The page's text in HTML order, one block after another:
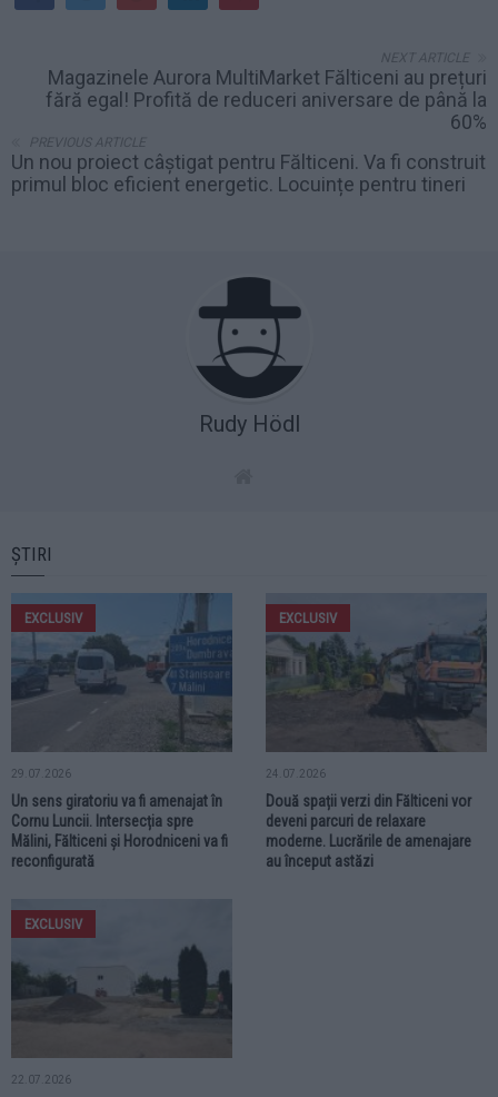
NEXT ARTICLE
Magazinele Aurora MultiMarket Fălticeni au prețuri
fără egal! Profită de reduceri aniversare de până la
60%
PREVIOUS ARTICLE
Un nou proiect câștigat pentru Fălticeni. Va fi construit
primul bloc eficient energetic. Locuințe pentru tineri
Rudy Hödl
ȘTIRI
EXCLUSIV
29.07.2026
Un sens giratoriu va fi amenajat în
Cornu Luncii. Intersecția spre
Mălini, Fălticeni și Horodniceni va fi
reconfigurată
EXCLUSIV
24.07.2026
Două spații verzi din Fălticeni vor
deveni parcuri de relaxare
moderne. Lucrările de amenajare
au început astăzi
EXCLUSIV
22.07.2026